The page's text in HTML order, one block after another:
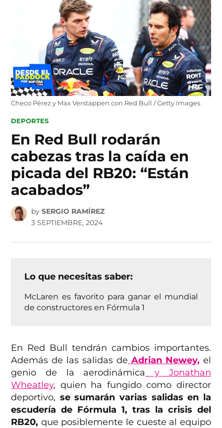
Checo Pérez y Max Verstappen con Red Bull / Getty Images
POSTED
DEPORTES
En Red Bull rodarán
cabezas tras la caída en
picada del RB20: “Están
acabados”
by SERGIO RAMÍREZ
3 SEPTIEMBRE, 2024
Lo que necesitas saber:
McLaren es favorito para ganar el mundial
de constructores en Fórmula 1
En Red Bull tendrán cambios importantes.
Además de las salidas de Adrian Newey, el
genio de la aerodinámica
y Jonathan
Wheatley, quien ha fungido como director
deportivo, se sumarán varias salidas en la
escudería de Fórmula 1, tras la crisis del
RB20, que posiblemente le cueste al equipo